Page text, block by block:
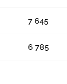
7 645
6 785